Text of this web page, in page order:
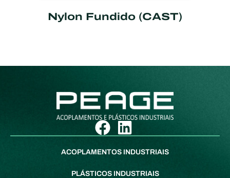
Nylon Fundido (CAST)
ACOPLAMENTOS INDUSTRIAIS
PLÁSTICOS INDUSTRIAIS